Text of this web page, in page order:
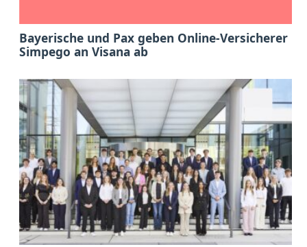
Bayerische und Pax geben Online-Versicherer
Simpego an Visana ab